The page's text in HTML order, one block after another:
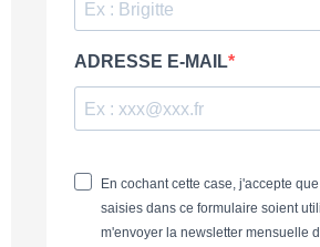
ADRESSE E-MAIL
En cochant cette case, j'accepte
saisies dans ce formulaire soient
m'envoyer la newsletter mensuelle